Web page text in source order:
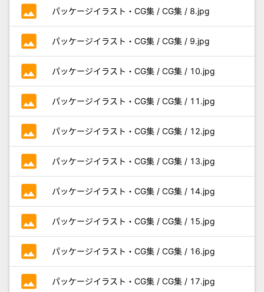
photo パッケージイラスト・CG集 / CG集 / 8.jpg
photo パッケージイラスト・CG集 / CG集 / 9.jpg
photo パッケージイラスト・CG集 / CG集 / 10.jpg
photo パッケージイラスト・CG集 / CG集 / 11.jpg
photo パッケージイラスト・CG集 / CG集 / 12.jpg
photo パッケージイラスト・CG集 / CG集 / 13.jpg
photo パッケージイラスト・CG集 / CG集 / 14.jpg
photo パッケージイラスト・CG集 / CG集 / 15.jpg
photo パッケージイラスト・CG集 / CG集 / 16.jpg
photo パッケージイラスト・CG集 / CG集 / 17.jpg